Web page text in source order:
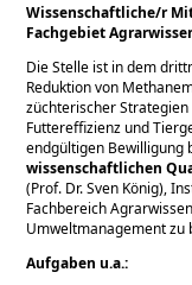
Wissenschaftliche/r
Fachgebiet
Die Stelle ist in dem
Reduktion von
züchterischer
Futtereffizienz und
endgültigen
wissenschaftlichen
(Prof. Dr. Sven König),
Fachbereich
Umweltmanagement zu
Aufgaben u.a.: